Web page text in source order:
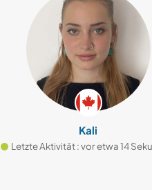
Kali
Letzte Aktivität : vor etwa 14